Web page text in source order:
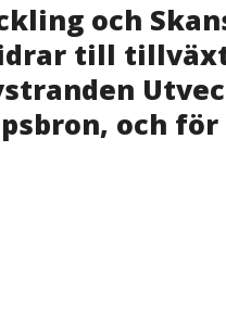
och
till
och